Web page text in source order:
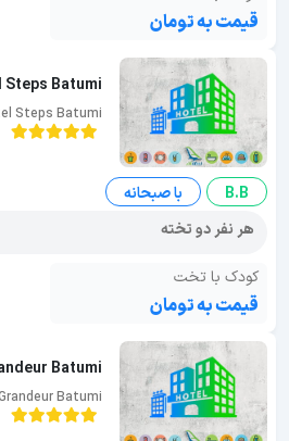
قیمت به تومان
Steps Batumi
Steps Batumi
B.B
با صبحانه
هر نفر دو تخته
کودک با تخت
قیمت به تومان
Batumi
Batumi